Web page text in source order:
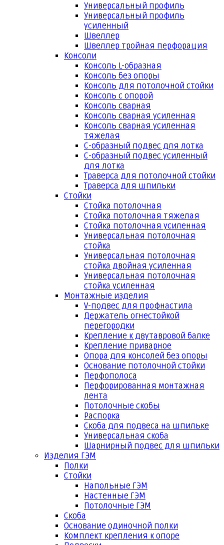
Универсальный профиль
Универсальный профиль
усиленный
Швеллер
Швеллер тройная перфорация
Консоли
Консоль L-образная
Консоль без опоры
Консоль для потолочной стойки
Консоль с опорой
Консоль сварная
Консоль сварная усиленная
Консоль сварная усиленная
тяжелая
С-образный подвес для лотка
С-образный подвес усиленный
для лотка
Траверса для потолочной стойки
Траверса для шпильки
Стойки
Стойка потолочная
Стойка потолочная тяжелая
Стойка потолочная усиленная
Универсальная потолочная
стойка
Универсальная потолочная
стойка двойная усиленная
Универсальная потолочная
стойка усиленная
Монтажные изделия
V-подвес для профнастила
Держатель огнестойкой
перегородки
Крепление к двутавровой балке
Крепление приварное
Опора для консолей без опоры
Основание потолочной стойки
Перфополоса
Перфорированная монтажная
лента
Потолочные скобы
Распорка
Скоба для подвеса на шпильке
Универсальная скоба
Шарнирный подвес для шпильки
Изделия ГЭМ
Полки
Стойки
Напольные ГЭМ
Настенные ГЭМ
Потолочные ГЭМ
Скоба
Основание одиночной полки
Комплект крепления к опоре